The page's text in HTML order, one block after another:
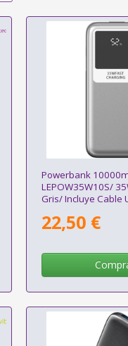
Powerbank
LEPOW35W10S/
Gris/ Incluye Cable
22,50 €